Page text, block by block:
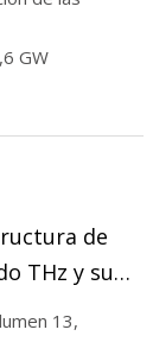
GW
de
THz y su
13,